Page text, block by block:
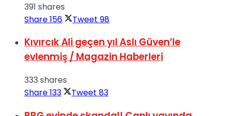
391 shares
Share156 Tweet 98
Kıvırcık Ali geçen yıl Aslı Güven’le
evlenmiş / Magazin Haberleri
333 shares
Share133 Tweet 83